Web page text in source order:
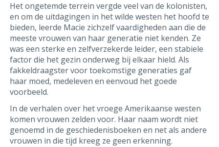
Het ongetemde terrein vergde veel van de kolonisten,
en om de uitdagingen in het wilde westen het hoofd te
bieden, leerde Macie zichzelf vaardigheden aan die de
meeste vrouwen van haar generatie niet kenden. Ze
was een sterke en zelfverzekerde leider, een stabiele
factor die het gezin onderweg bij elkaar hield. Als
fakkeldraagster voor toekomstige generaties gaf
haar moed, medeleven en eenvoud het goede
voorbeeld.
In de verhalen over het vroege Amerikaanse westen
komen vrouwen zelden voor. Haar naam wordt niet
genoemd in de geschiedenisboeken en net als andere
vrouwen in die tijd kreeg ze geen erkenning.